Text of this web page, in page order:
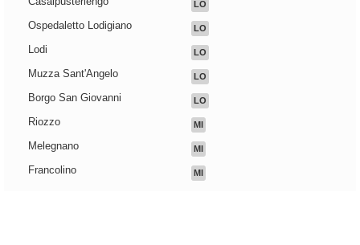
LO
Ospedaletto Lodigiano LO
Lodi LO
Muzza Sant'Angelo LO
Borgo San Giovanni LO
Riozzo MI
Melegnano MI
Francolino MI